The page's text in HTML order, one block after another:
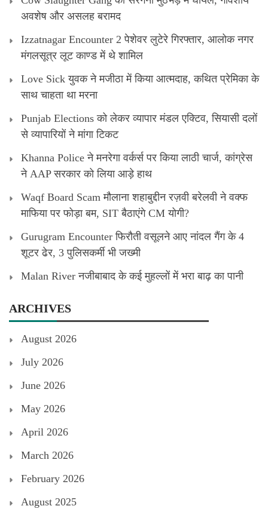
अवशेष और असलह बरामद
Izzatnagar Encounter 2 पेशेवर लुटेरे गिरफ्तार, आलोक नगर
मंगलसूत्र लूट काण्‍ड में थे शामिल
Love Sick युवक ने मजीठा में किया आत्मदाह, कथित प्रेमिका के
साथ चाहता था मरना
Punjab Elections को लेकर व्यापार मंडल एक्टिव, सियासी दलों
से व्यापारियों ने मांगा टिकट
Khanna Police ने मनरेगा वर्कर्स पर किया लाठी चार्ज, कांग्रेस
ने AAP सरकार को लिया आड़े हाथ
Waqf Board Scam मौलाना शहाबुद्दीन रज़वी बरेलवी ने वक्फ
माफिया पर फोड़ा बम, SIT बैठाएंगे CM योगी?
Gurugram Encounter फिरौती वसूलने आए नांदल गैंग के 4
शूटर ढेर, 3 पुलिसकर्मी भी जख्मी
Malan River नजीबाबाद के कई मुहल्लों में भरा बाढ़ का पानी
ARCHIVES
August 2026
July 2026
June 2026
May 2026
April 2026
March 2026
February 2026
August 2025